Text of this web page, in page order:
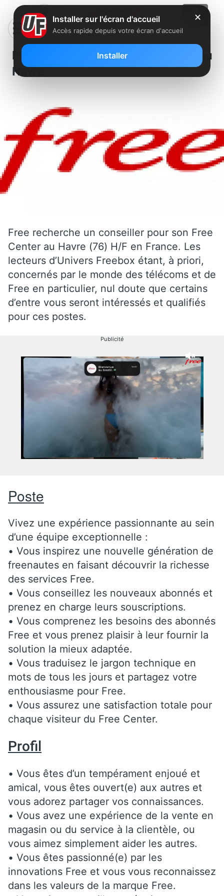
Free recherche un conseiller au
Havre
Free recherche un conseiller pour son Free
Center au Havre (76) H/F en France. Les
lecteurs d’Univers Freebox étant, à priori,
concernés par le monde des télécoms et de
Free en particulier, nul doute que certains
d’entre vous seront intéressés et qualifiés
pour ces postes.
Publicité
Poste
Vivez une expérience passionnante au sein
d’une équipe exceptionnelle :
• Vous inspirez une nouvelle génération de
freenautes en faisant découvrir la richesse
des services Free.
• Vous conseillez les nouveaux abonnés et
prenez en charge leurs souscriptions.
• Vous comprenez les besoins des abonnés
Free et vous prenez plaisir à leur fournir la
solution la mieux adaptée.
• Vous traduisez le jargon technique en
mots de tous les jours et partagez votre
enthousiasme pour Free.
• Vous assurez une satisfaction totale pour
chaque visiteur du Free Center.
Profil
• Vous êtes d’un tempérament enjoué et
amical, vous êtes ouvert(e) aux autres et
vous adorez partager vos connaissances.
• Vous avez une expérience de la vente en
magasin ou du service à la clientèle, ou
vous aimez simplement aider les autres.
• Vous êtes passionné(e) par les
innovations Free et vous vous reconnaissez
dans les valeurs de la marque Free.
✕
Installer sur l'écran d'accueil
Accès rapide depuis votre écran d'accueil
Installer